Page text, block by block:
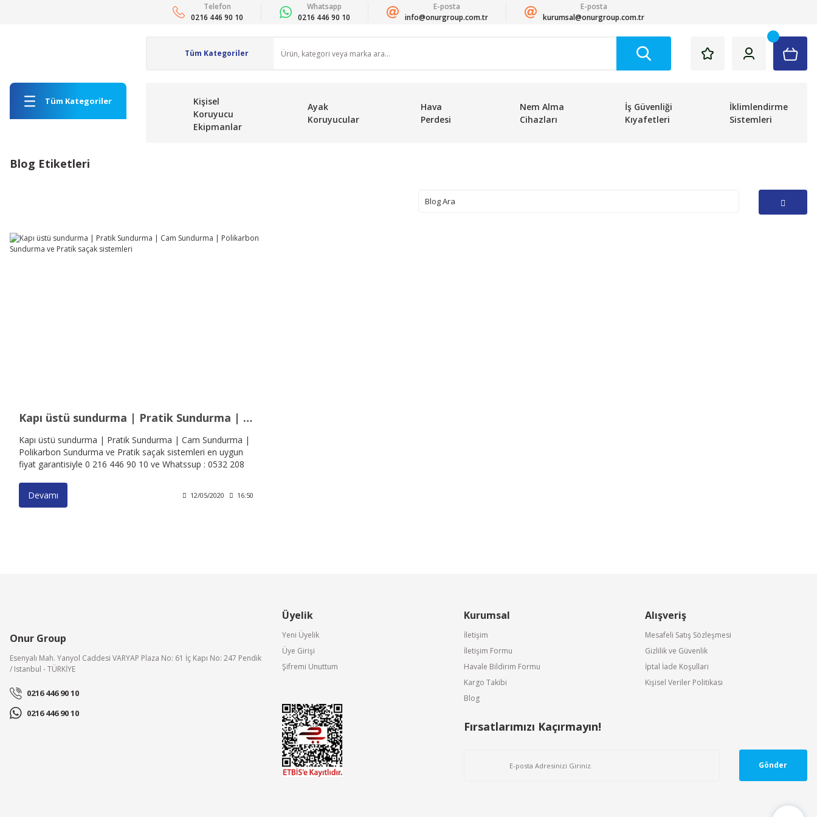
Telefon
0216 446 90 10
Whatsapp
0216 446 90 10
E-posta
info@onurgroup.com.tr
E-posta
kurumsal@onurgroup.com.tr
Tüm Kategoriler
Kişisel
Koruyucu
Ekipmanlar
Ayak
Koruyucular
Hava
Perdesi
Nem Alma
Cihazları
İş Güvenliği
Kıyafetleri
İklimlendirme
Sistemleri
Blog Etiketleri
Kapı üstü sundurma | Pratik Sundurma | Cam Sundurma | Polikarbon Sundurma ve Pratik saçak sistemleri
Kapı üstü sundurma | Pratik Sundurma | Cam Sundurma |
Polikarbon Sundurma ve Pratik saçak sistemleri en uygun
fiyat garantisiyle 0 216 446 90 10 ve Whatssup : 0532 208
Devamı
12/05/2020 16:50
Onur Group
Esenyalı Mah. Yanyol Caddesi VARYAP Plaza No: 61 İç Kapı No: 247 Pendik
/ Istanbul - TÜRKİYE
0216 446 90 10
0216 446 90 10
Üyelik
Yeni Üyelik
Üye Girişi
Şifremi Unuttum
Kurumsal
İletişim
İletişim Formu
Havale Bildirim Formu
Kargo Takibi
Blog
Alışveriş
Mesafeli Satış Sözleşmesi
Gizlilik ve Güvenlik
İptal İade Koşullari
Kişisel Veriler Politikası
Fırsatlarımızı Kaçırmayın!
Gönder